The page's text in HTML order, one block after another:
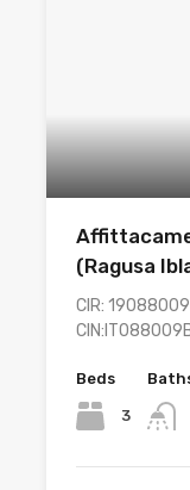
(Ragusa
CIR:
Beds
3